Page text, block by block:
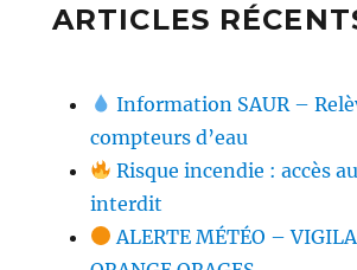
ARTICLES
Information SAUR –
compteurs d’eau
Risque incendie : accès
interdit
ALERTE MÉTÉO –